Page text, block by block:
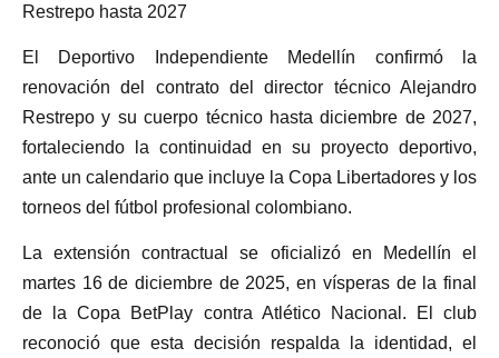
Restrepo hasta 2027
El Deportivo Independiente Medellín confirmó la
renovación del contrato del director técnico Alejandro
Restrepo y su cuerpo técnico hasta diciembre de 2027,
fortaleciendo la continuidad en su proyecto deportivo,
ante un calendario que incluye la Copa Libertadores y los
torneos del fútbol profesional colombiano.
La extensión contractual se oficializó en Medellín el
martes 16 de diciembre de 2025, en vísperas de la final
de la Copa BetPlay contra Atlético Nacional. El club
reconoció que esta decisión respalda la identidad, el